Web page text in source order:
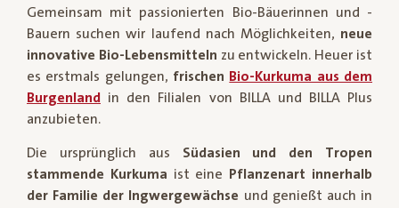
Gemeinsam mit passionierten Bio-Bäuerinnen und -
Bauern suchen wir laufend nach Möglichkeiten, neue
innovative Bio-Lebensmitteln zu entwickeln. Heuer ist
es erstmals gelungen, frischen Bio-Kurkuma aus dem
Burgenland in den Filialen von BILLA und BILLA Plus
anzubieten.
Die ursprünglich aus Südasien und den Tropen
stammende Kurkuma ist eine Pflanzenart innerhalb
der Familie der Ingwergewächse und genießt auch in